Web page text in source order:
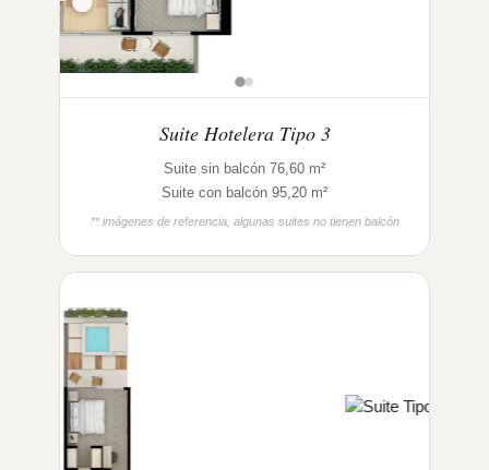
Suite Hotelera Tipo 3
Suite sin balcón 76,60 m²
Suite con balcón 95,20 m²
** imágenes de referencia, algunas suites no tienen balcón